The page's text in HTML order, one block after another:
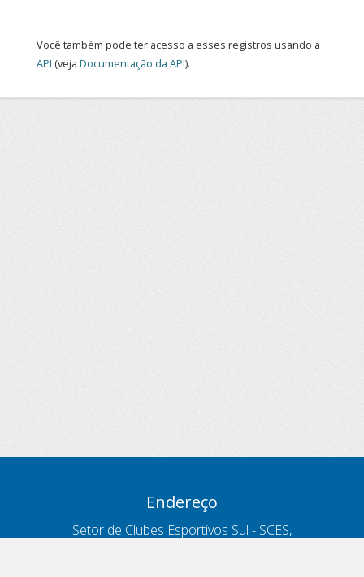
Você também pode ter acesso a esses registros usando a
API (veja Documentação da API).
Endereço
Setor de Clubes Esportivos Sul - SCES,